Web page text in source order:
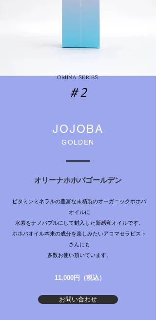
ORIINA SERIES
＃2
JOJOBA
GOLDEN
オリーナホホバゴールデン
ビタミンミネラルの豊富な未精製のオーガニックホホバ
オイルに
水素をナノバブルにして封入した新感覚オイルです。
ホホバオイル本来の成分を楽しみたいアロマセラピスト
さんにも
多数​お使い頂いています。
11,000円（税込）
お問い合わせ